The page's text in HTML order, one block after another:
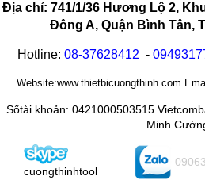
Địa chỉ: 741/1/36 Hương Lộ 2,
Đông A, Quận Bình Tân,
Hotline: 08-37628412 -
Website:www.thietbicuongthinh.com
Sốtài khoản: 0421000503515
Minh
cuongthinhtool